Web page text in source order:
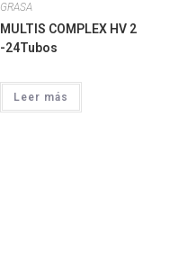
GRASA
MULTIS COMPLEX HV 2
-24Tubos
Leer más